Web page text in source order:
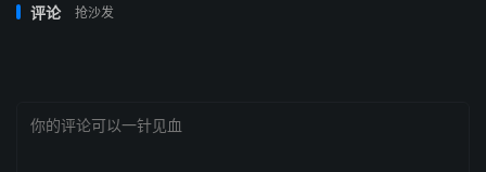
评论 抢沙发